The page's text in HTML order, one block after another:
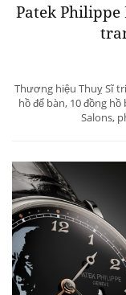
Patek Philippe
Thương hiệu Thuỵ Sĩ
hồ để bàn, 10 đồng
Salons,